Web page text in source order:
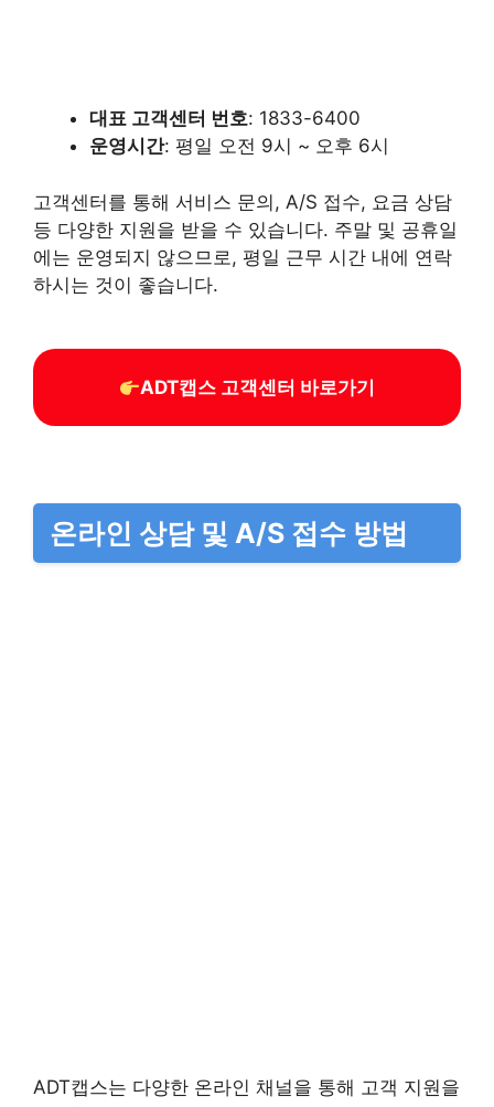
대표 고객센터 번호: 1833-6400
운영시간: 평일 오전 9시 ~ 오후 6시
고객센터를 통해 서비스 문의, A/S 접수, 요금 상담
등 다양한 지원을 받을 수 있습니다. 주말 및 공휴일
에는 운영되지 않으므로, 평일 근무 시간 내에 연락
하시는 것이 좋습니다.
ADT캡스 고객센터 바로가기
온라인 상담 및 A/S 접수 방법
ADT캡스는 다양한 온라인 채널을 통해 고객 지원을